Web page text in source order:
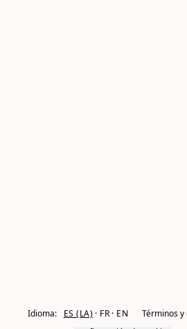
Idioma: ES (LA) FR EN Términos